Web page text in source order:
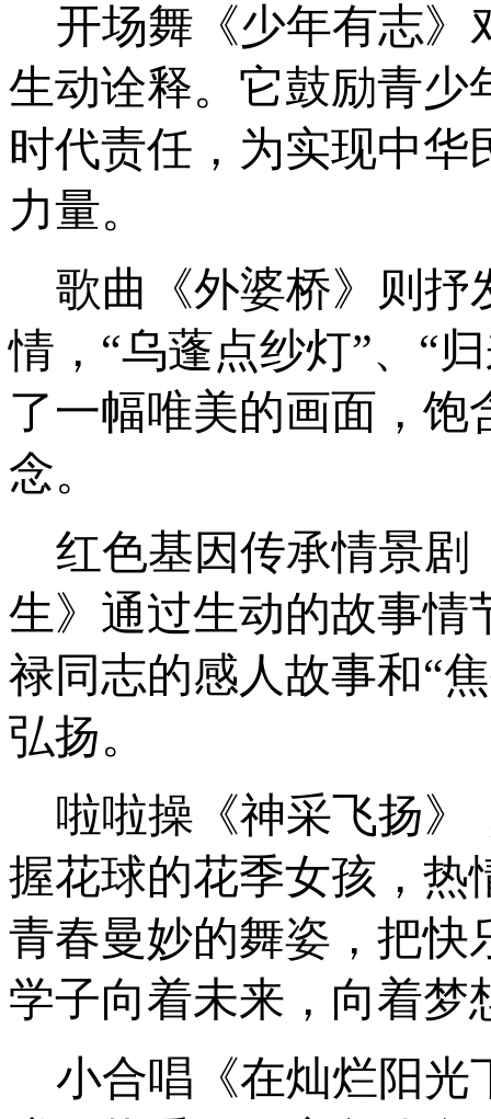
开场舞《少年有志》
生动诠释。它鼓励青少
时代责任，为实现中
力量。
歌曲《外婆桥》则抒
情， “乌蓬点纱灯”、“
了一幅唯美的画面，
念。
红色基因传承情景剧
生》通过生动的故事情
禄同志的感人故事和“
弘扬。
啦啦操《神采飞扬》
握花球的花季女孩，热
青春曼妙的舞姿，把快
学子向着未来，向着梦
小合唱《在灿烂阳光